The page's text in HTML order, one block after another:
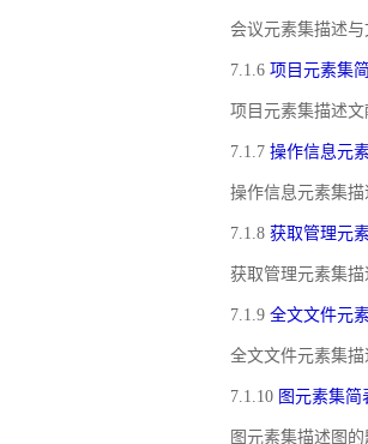
会议元素集描述
7.1.6 项目元素集
项目元素集描述
7.1.7 操作信息元
操作信息元素集
7.1.8 获取管理元
获取管理元素集
7.1.9 全文文件元
全文文件元素集
7.1.10 图元素集简
图元素集描述图